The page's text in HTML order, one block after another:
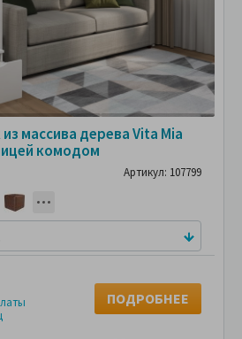
массива дерева Vita Mia
комодом
Артикул: 107799
ПОДРОБНЕЕ